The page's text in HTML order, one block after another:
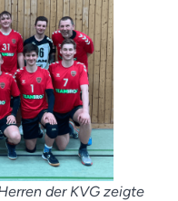
der KVG zeigte